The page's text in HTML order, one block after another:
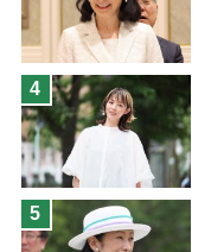
4
5